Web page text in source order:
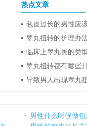
热点文章
包皮过长的男性应
睾丸扭转的护理办
临床上睾丸炎的类
睾丸扭转都有哪些
导致男人出现睾丸
男性什么时候做